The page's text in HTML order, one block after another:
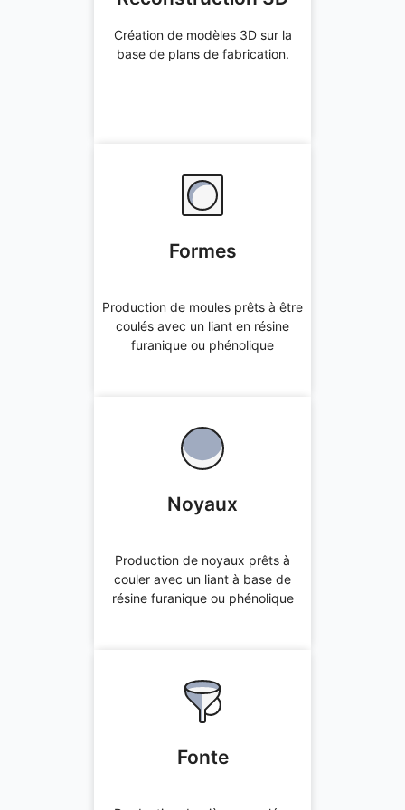
Création de modèles 3D sur la
base de plans de fabrication.
Offre immédiate
Formes
Production de moules prêts à être
coulés avec un liant en résine
furanique ou phénolique
Formes
coulés avec un liant en résine
Offre immédiate
Noyaux
Production de noyaux prêts à
couler avec un liant à base de
résine furanique ou phénolique
Noyaux
couler avec un liant à base de
Offre immédiate
Fonte
Fonte
dans différents matériaux